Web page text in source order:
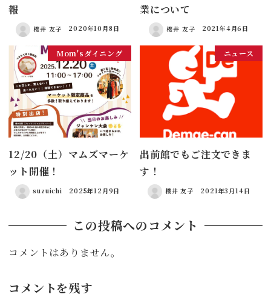
報
櫻井 友子 2020年10月8日
業について
櫻井 友子 2021年4月6日
Mom'sダイニング
12/20（土）マムズマーケ
ット開催！
suzuichi 2025年12月9日
ニュース
出前館でもご注文できま
す！
櫻井 友子 2021年3月14日
この投稿へのコメント
コメントはありません。
コメントを残す